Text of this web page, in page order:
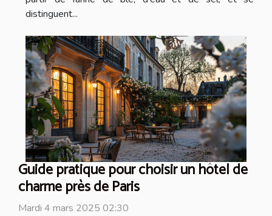
distinguent...
Guide pratique pour choisir un hôtel de
charme près de Paris
Mardi 4 mars 2025 02:30